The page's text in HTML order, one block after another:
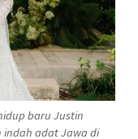
baru Justin
indah adat Jawa di